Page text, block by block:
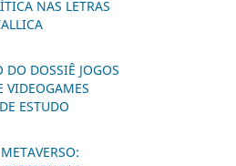
NAS LETRAS
DO DOSSIÊ JOGOS
VIDEOGAMES
ESTUDO